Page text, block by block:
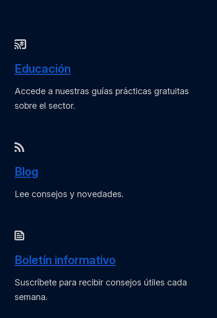
Educación
Accede a nuestras guías prácticas gratuitas
sobre el sector.
Blog
Lee consejos y novedades.
Boletín informativo
Suscríbete para recibir consejos útiles cada
semana.